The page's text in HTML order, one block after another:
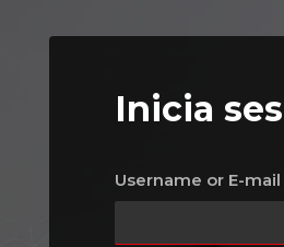
Inicia
Username or E-mail